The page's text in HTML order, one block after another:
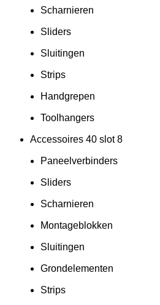
Scharnieren
Sliders
Sluitingen
Strips
Handgrepen
Toolhangers
Accessoires 40 slot 8
Paneelverbinders
Sliders
Scharnieren
Montageblokken
Sluitingen
Grondelementen
Strips